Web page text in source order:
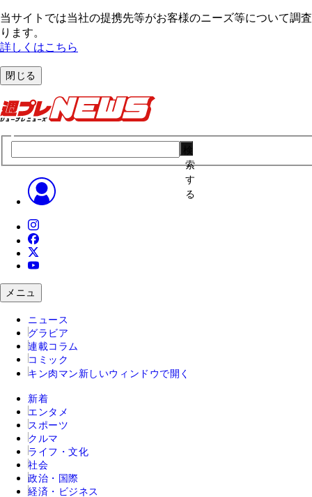
当サイトでは当社の提携先等がお客様のニーズ等について調
ります。
詳しくはこちら
閉じる
索
す
る
メニュ
ニュース
グラビア
連載コラム
コミック
キン肉マン 新しいウィンドウで開く
新着
エンタメ
スポーツ
クルマ
ライフ・文化
社会
政治・国際
経済・ビジネス